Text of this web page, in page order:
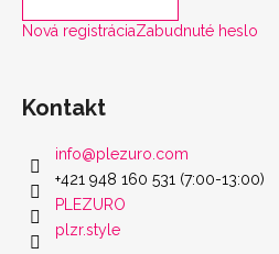
Nová registráciaZabudnuté heslo
Kontakt
info@plezuro.com
+421 948 160 531 (7:00-13:00)
PLEZURO
plzr.style